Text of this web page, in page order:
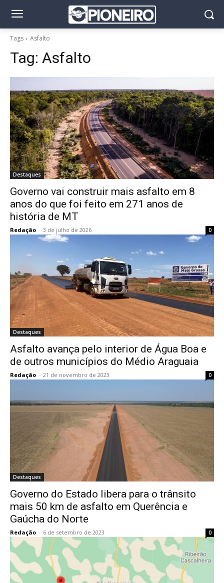
Tags Asfalto
Tag: Asfalto
Destaques
Governo vai construir mais asfalto em 8
anos do que foi feito em 271 anos de
história de MT
Redação - 3 de julho de 2026 0
Destaques
Asfalto avança pelo interior de Água Boa e
de outros municípios do Médio Araguaia
Redação - 21 de novembro de 2023 0
Destaques
Governo do Estado libera para o trânsito
mais 50 km de asfalto em Querência e
Gaúcha do Norte
Redação - 6 de setembro de 2023 0